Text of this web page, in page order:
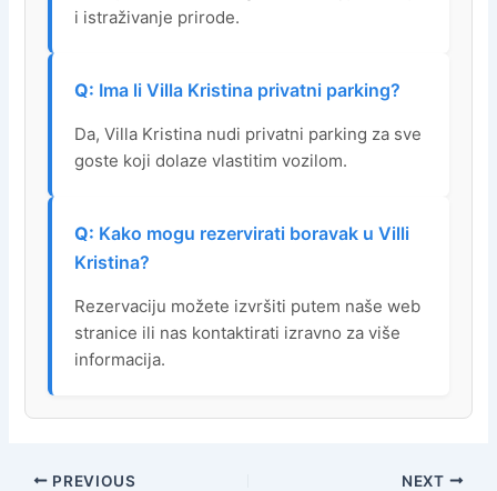
i istraživanje prirode.
Ima li Villa Kristina privatni parking?
Da, Villa Kristina nudi privatni parking za sve
goste koji dolaze vlastitim vozilom.
Kako mogu rezervirati boravak u Villi
Kristina?
Rezervaciju možete izvršiti putem naše web
stranice ili nas kontaktirati izravno za više
informacija.
PREVIOUS NEXT